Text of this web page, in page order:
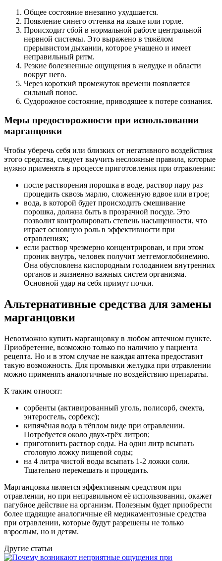
Общее состояние внезапно ухудшается.
Появление синего оттенка на языке или горле.
Происходит сбой в нормальной работе центральной
нервной системы. Это выражено в тяжёлом
прерывистом дыхании, которое учащено и имеет
неправильный ритм.
Резкие болезненные ощущения в желудке и области
вокруг него.
Через короткий промежуток времени появляется
сильный понос.
Судорожное состояние, приводящее к потере сознания.
Меры предосторожности при использовании
марганцовки
Чтобы уберечь себя или близких от негативного воздействия
этого средства, следует выучить несложные правила, которые
нужно применять в процессе приготовления при отравлении:
после растворения порошка в воде, раствор пару раз
процедить сквозь марлю, сложенную вдвое или втрое;
вода, в которой будет происходить смешивание
порошка, должна быть в прозрачной посуде. Это
позволит контролировать степень насыщенности, что
играет основную роль в эффективности при
отравлениях;
если раствор чрезмерно концентрирован, и при этом
проник внутрь, человек получит метгемоглобинемию.
Она обусловлена кислородным голоданием внутренних
органов и жизненно важных систем организма.
Основной удар на себя примут почки.
Альтернативные средства для замены
марганцовки
Невозможно купить марганцовку в любом аптечном пункте.
Приобретение, возможно только по наличию у пациента
рецепта. Но и в этом случае не каждая аптека предоставит
такую возможность. Для промывки желудка при отравлении
можно применять аналогичные по воздействию препараты.
К таким относят:
сорбенты (активированный уголь, полисорб, смекта,
энтеросгель, сорбекс);
кипячёная вода в тёплом виде при отравлении.
Потребуется около двух-трёх литров;
приготовить раствор соды. На один литр всыпать
столовую ложку пищевой соды;
на 4 литра чистой воды всыпать 1-2 ложки соли.
Тщательно перемешать и процедить.
Марганцовка является эффективным средством при
отравлении, но при неправильном её использовании, окажет
пагубное действие на организм. Полезным будет приобрести
более щадящие аналогичные ей медикаментозные средства
при отравлении, которые будут разрешены не только
взрослым, но и детям.
Другие статьи